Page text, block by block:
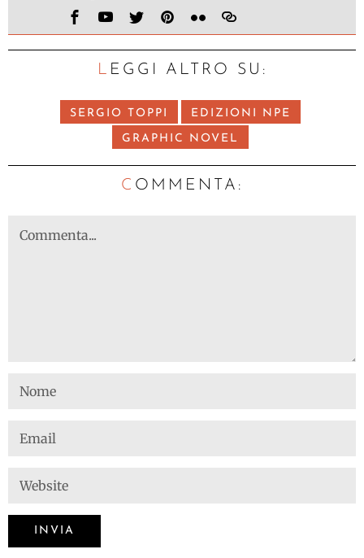
LEGGI ALTRO SU:
SERGIO TOPPI EDIZIONI NPE
GRAPHIC NOVEL
C OMMENTA: